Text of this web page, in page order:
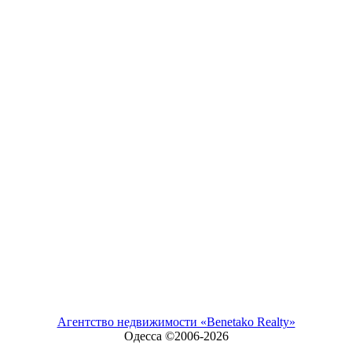
Агентство недвижимости «Benetako Realty»
Одесса ©2006-2026